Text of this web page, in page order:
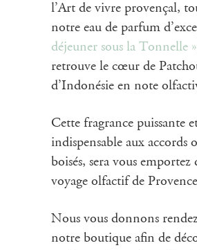
l’Art de vivre provençal,
notre eau de parfum
déjeuner sous la Tonnelle »
retrouve le cœur de
d’Indonésie en note
Cette fragrance puissante
indispensable aux accords
boisés, sera vous emportez
voyage olfactif de
Nous vous donnons
notre boutique afin de